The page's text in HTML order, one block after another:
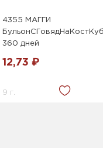
4355 МАГГИ
360 дней
12,73 ₽
9 г.